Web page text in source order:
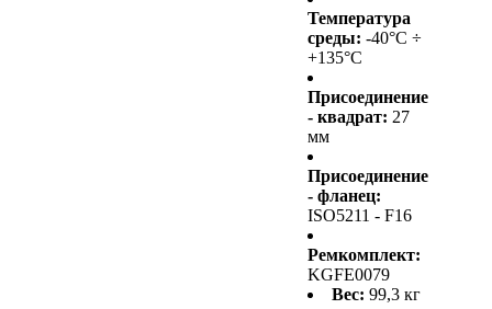
Температура
среды: -40°C ÷
+135°C
Присоединение
- квадрат: 27
мм
Присоединение
- фланец:
ISO5211 - F16
Ремкомплект:
KGFE0079
Вес: 99,3 кг